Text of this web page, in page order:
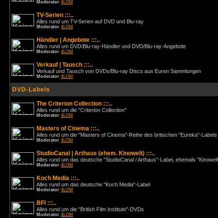
Moderator 4LOM
TV-Serien :::..
Alles rund um TV-Serien auf DVD und Blu-ray
Moderator 4LOM
Händler | Angebote :::..
Alles rund um DVD/Blu-ray-Händler und DVD/Blu-ray-Angebote
Moderator 4LOM
Verkauf | Tausch :::..
Verkauf und Tausch von DVDs/Blu-ray Discs aus Euren Sammlungen
Moderator 4LOM
DVD-Labels
The Criterion Collection :::..
Alles rund um die "Criterion Collection"
Moderator 4LOM
Masters of Cinema :::..
Alles rund um die "Masters of Cinema"-Reihe des britischen "Eureka"-Labels
Moderator 4LOM
StudioCanal | Arthaus (ehem. Kinowelt) :::..
Alles rund um das deutsche "StudioCanal / Arthaus"-Label, ehemals
Moderator 4LOM
Koch Media :::..
Alles rund um das deutsche "Koch Media"-Label
Moderator 4LOM
BFI :::..
Alles rund um die "British Film Institute"-DVDs
Moderator 4LOM